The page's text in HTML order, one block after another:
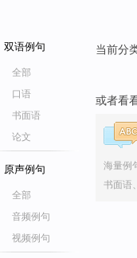
双语例句
全部
口语
书面语
论文
原声例句
全部
音频例句
视频例句
当前分
或者看
海量例
书面语